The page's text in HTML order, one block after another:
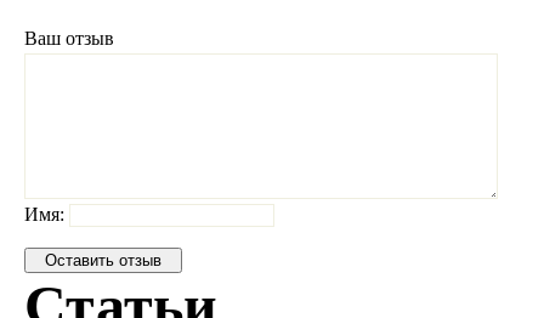
Ваш отзыв
Имя: